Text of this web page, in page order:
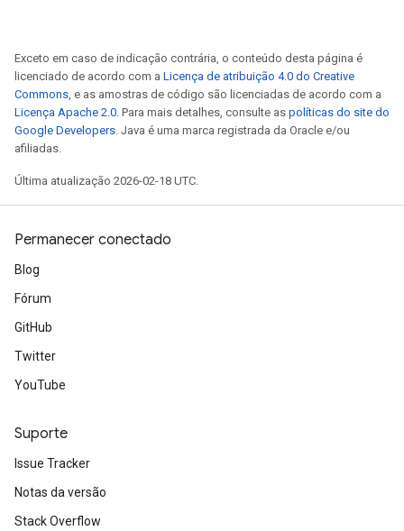
Exceto em caso de indicação contrária, o conteúdo desta página é
licenciado de acordo com a Licença de atribuição 4.0 do Creative
Commons, e as amostras de código são licenciadas de acordo com a
Licença Apache 2.0. Para mais detalhes, consulte as políticas do site do
Google Developers. Java é uma marca registrada da Oracle e/ou
afiliadas.
Última atualização 2026-02-18 UTC.
Permanecer conectado
Blog
Fórum
GitHub
Twitter
YouTube
Suporte
Issue Tracker
Notas da versão
Stack Overflow